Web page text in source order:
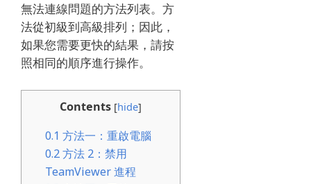
無法連線問題的方法列表。 方
法從初級到高級排列； 因此，
如果您需要更快的結果，請按
照相同的順序進行操作。
Contents [hide]
0.1 方法一：重啟電腦
0.2方法 2：禁用
TeamViewer 進程